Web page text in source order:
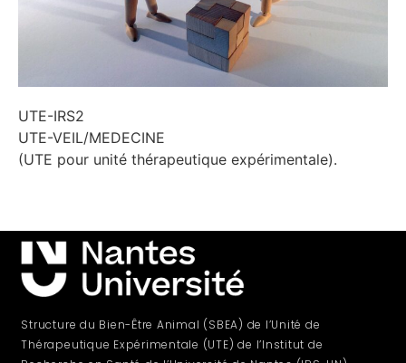
UTE-IRS2
UTE-VEIL/MEDECINE
(UTE pour unité thérapeutique expérimentale).
Structure du Bien-Être Animal (SBEA) de l’Unité de
Thérapeutique Expérimentale (UTE) de l’Institut de